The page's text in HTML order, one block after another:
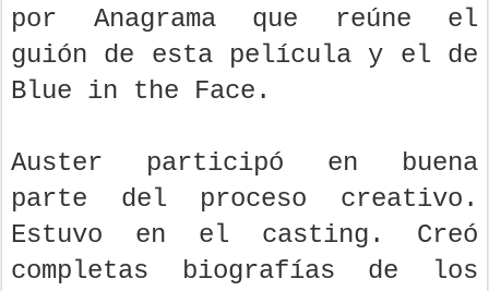
por Anagrama que reúne el
guión de esta película y el de
Blue in the Face.
Auster participó en buena
parte del proceso creativo.
Estuvo en el casting. Creó
completas biografías de los